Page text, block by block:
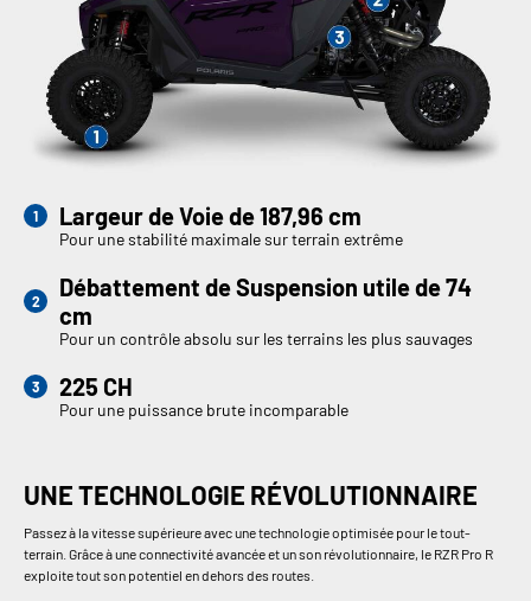
Largeur de Voie de 187,96 cm
Pour une stabilité maximale sur terrain extrême
Débattement de Suspension utile de 74
cm
Pour un contrôle absolu sur les terrains les plus sauvages
225 CH
Pour une puissance brute incomparable
UNE TECHNOLOGIE RÉVOLUTIONNAIRE
Passez à la vitesse supérieure avec une technologie optimisée pour le tout-
terrain. Grâce à une connectivité avancée et un son révolutionnaire, le RZR Pro R
exploite tout son potentiel en dehors des routes.